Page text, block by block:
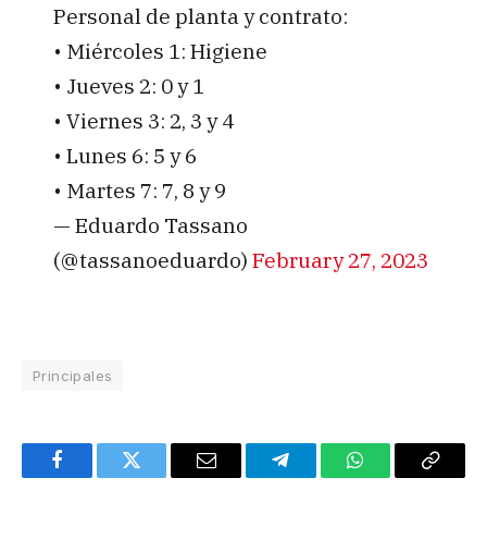
Personal de planta y contrato:
• Miércoles 1: Higiene
• Jueves 2: 0 y 1
• Viernes 3: 2, 3 y 4
• Lunes 6: 5 y 6
• Martes 7: 7, 8 y 9
— Eduardo Tassano
(@tassanoeduardo) February 27, 2023
Principales
FacebookTwitter Email TelegramWhatsAppCopy